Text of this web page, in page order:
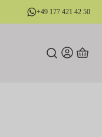
+49 177 421 42 50